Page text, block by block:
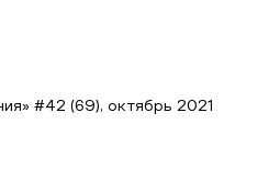
#42 (69), октябрь 2021